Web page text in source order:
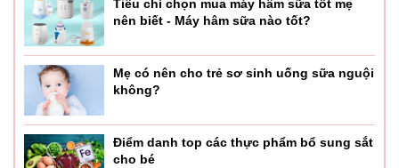
Tiêu chí chọn mua máy hâm sữa tốt mẹ
nên biết - Máy hâm sữa nào tốt?
Mẹ có nên cho trẻ sơ sinh uống sữa nguội
không?
Điểm danh top các thực phẩm bổ sung sắt
cho bé